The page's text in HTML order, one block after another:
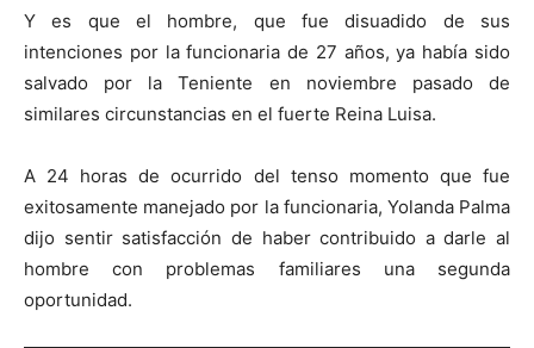
Y es que el hombre, que fue disuadido de sus
intenciones por la funcionaria de 27 años, ya había sido
salvado por la Teniente en noviembre pasado de
similares circunstancias en el fuerte Reina Luisa.
A 24 horas de ocurrido del tenso momento que fue
exitosamente manejado por la funcionaria, Yolanda Palma
dijo sentir satisfacción de haber contribuido a darle al
hombre con problemas familiares una segunda
oportunidad.